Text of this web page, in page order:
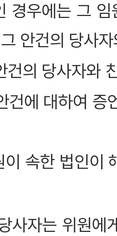
경우에는 그
안건의 당사
건의 당사자와
건에 대하여 증
속한 법인이
사자는 위원에